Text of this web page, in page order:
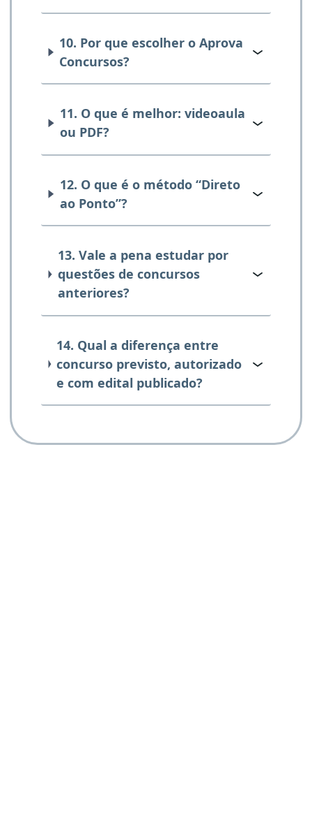
10. Por que escolher o Aprova
Concursos?
11. O que é melhor: videoaula
ou PDF?
12. O que é o método “Direto
ao Ponto”?
13. Vale a pena estudar por
questões de concursos
anteriores?
14. Qual a diferença entre
concurso previsto, autorizado
e com edital publicado?